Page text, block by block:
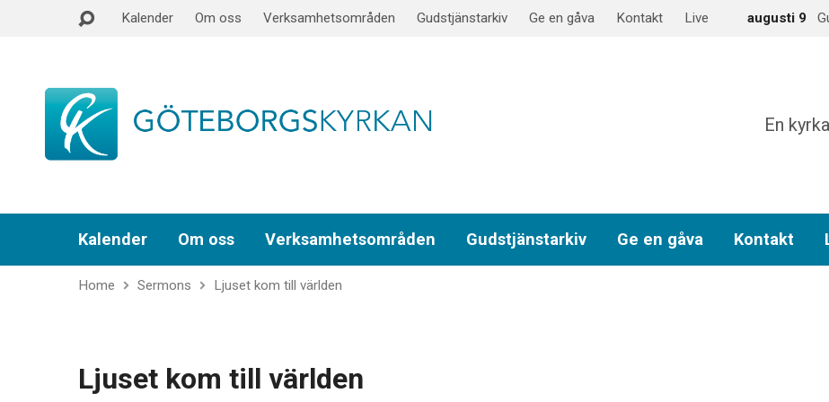
Kalender Om oss Verksamhetsområden Gudstjänstarkiv Ge en gåva Kontakt Live augusti 9
En
Kalender Om oss Verksamhetsområden Gudstjänstarkiv Ge en gåva Kontakt
Home Sermons Ljuset kom till världen
Ljuset kom till världen